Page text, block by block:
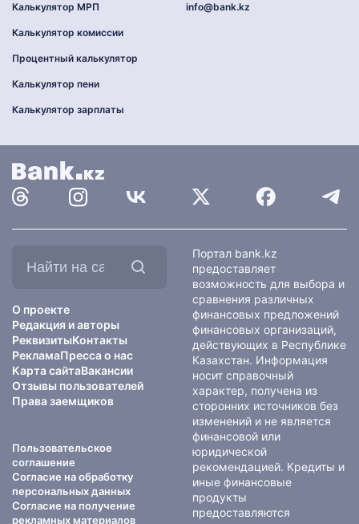
Калькулятор МРП
Калькулятор комиссии
Процентный калькулятор
Калькулятор пени
Калькулятор зарплаты
info@bank.kz
О проекте
Редакция и авторы
РеквизитыКонтакты
РекламаПресса о нас
Карта сайтаВакансии
Отзывы пользователей
Права заемщиков
Пользовательское
соглашение
Согласие на обработку
персональных данных
Согласие на получение
рекламных материалов
Портал bank.kz
предоставляет
возможность для выбора и
сравнения различных
финансовых предложений
финансовых организаций,
действующих в Республике
Казахстан. Информация
носит справочный
характер, получена из
сторонних источников без
изменений и не является
финансовой или
юридической
рекомендацией. Кредиты и
иные финансовые
продукты
предоставляются